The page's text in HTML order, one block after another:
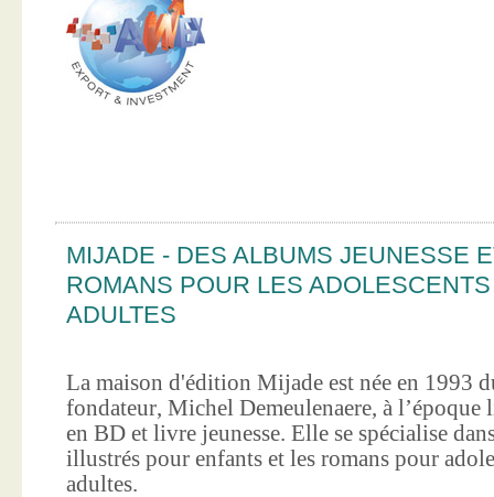
MIJADE - DES ALBUMS JEUNESSE
ROMANS POUR LES
ADULTES
La maison d'édition Mijade est née en 1993
fondateur, Michel Demeulenaere, à l’époque
en BD et livre jeunesse. Elle se spécialise
illustrés pour enfants et les romans pour
adultes.